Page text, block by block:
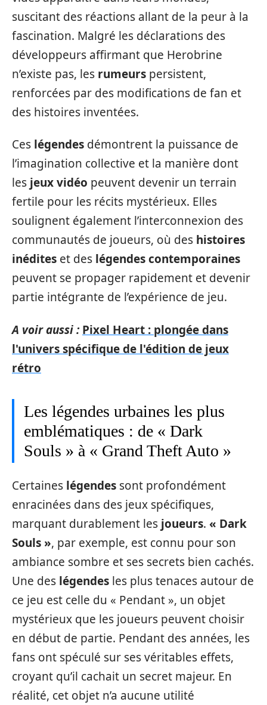
suscitant des réactions allant de la peur à la
fascination. Malgré les déclarations des
développeurs affirmant que Herobrine
n’existe pas, les rumeurs persistent,
renforcées par des modifications de fan et
des histoires inventées.
Ces légendes démontrent la puissance de
l’imagination collective et la manière dont
les jeux vidéo peuvent devenir un terrain
fertile pour les récits mystérieux. Elles
soulignent également l’interconnexion des
communautés de joueurs, où des histoires
inédites et des légendes contemporaines
peuvent se propager rapidement et devenir
partie intégrante de l’expérience de jeu.
A voir aussi : Pixel Heart : plongée dans
l'univers spécifique de l'édition de jeux
rétro
Les légendes urbaines les plus
emblématiques : de « Dark
Souls » à « Grand Theft Auto »
Certaines légendes sont profondément
enracinées dans des jeux spécifiques,
marquant durablement les joueurs. « Dark
Souls », par exemple, est connu pour son
ambiance sombre et ses secrets bien cachés.
Une des légendes les plus tenaces autour de
ce jeu est celle du « Pendant », un objet
mystérieux que les joueurs peuvent choisir
en début de partie. Pendant des années, les
fans ont spéculé sur ses véritables effets,
croyant qu’il cachait un secret majeur. En
réalité, cet objet n’a aucune utilité